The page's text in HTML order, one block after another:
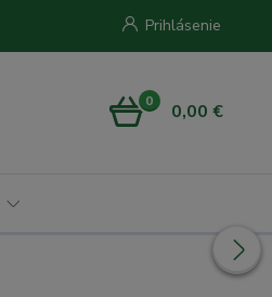
Prihlásenie
0 0,00 €